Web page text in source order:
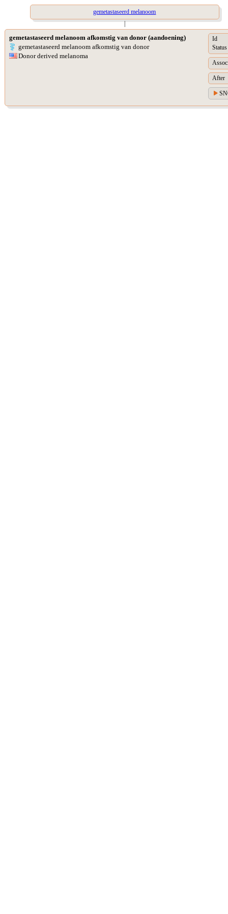
gemetastaseerd melanoom
|
gemetastaseerd melanoom afkomstig van donor (aandoening)
gemetastaseerd melanoom afkomstig van donor
Donor derived melanoma
Id
Status
After